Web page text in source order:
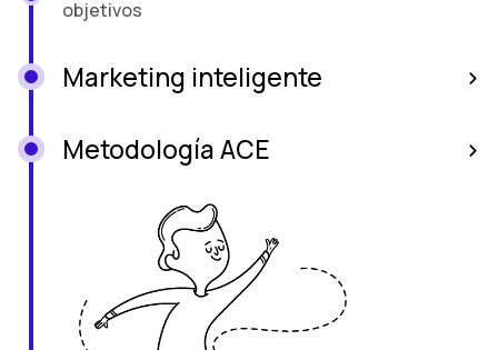
objetivos
Marketing inteligente
Metodología ACE